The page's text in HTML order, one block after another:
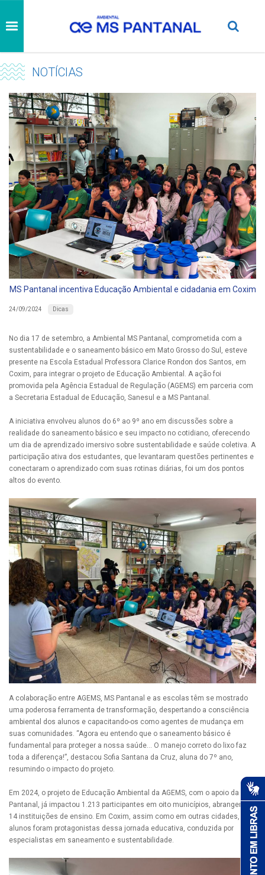
NOTÍCIAS
MS Pantanal incentiva Educação Ambiental e cidadania em Coxim
24/09/2024 Dicas
No dia 17 de setembro, a Ambiental MS Pantanal, comprometida com a
sustentabilidade e o saneamento básico em Mato Grosso do Sul, esteve
presente na Escola Estadual Professora Clarice Rondon dos Santos, em
Coxim, para integrar o projeto de Educação Ambiental. A ação foi
promovida pela Agência Estadual de Regulação (AGEMS) em parceria com
a Secretaria Estadual de Educação, Sanesul e a MS Pantanal.
A iniciativa envolveu alunos do 6º ao 9º ano em discussões sobre a
realidade do saneamento básico e seu impacto no cotidiano, oferecendo
um dia de aprendizado imersivo sobre sustentabilidade e saúde coletiva. A
participação ativa dos estudantes, que levantaram questões pertinentes e
conectaram o aprendizado com suas rotinas diárias, foi um dos pontos
altos do evento.
A colaboração entre AGEMS, MS Pantanal e as escolas têm se mostrado
uma poderosa ferramenta de transformação, despertando a consciência
ambiental dos alunos e capacitando-os como agentes de mudança em
suas comunidades. “Agora eu entendo que o saneamento básico é
fundamental para proteger a nossa saúde… O manejo correto do lixo faz
toda a diferença!”, destacou Sofia Santana da Cruz, aluna do 7º ano,
resumindo o impacto do projeto.
Em 2024, o projeto de Educação Ambiental da AGEMS, com o apoio da MS
Pantanal, já impactou 1.213 participantes em oito municípios, abrangendo
14 instituições de ensino. Em Coxim, assim como em outras cidades, os
alunos foram protagonistas dessa jornada educativa, conduzida por
especialistas em saneamento e sustentabilidade.